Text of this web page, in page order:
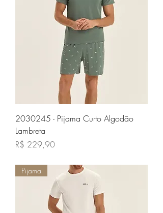
2030245 - Pijama Curto Algodão
Lambreta
Preço
R$ 229,90
Pijama